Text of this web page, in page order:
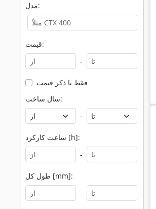
مدل:
قیمت:
-
فقط با ذکر قیمت
سال ساخت:
-
ساعت کارکرد [h]:
-
طول کل [mm]:
-